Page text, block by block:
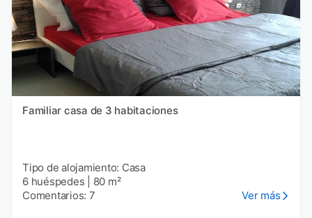
Familiar casa de 3 habitaciones
Tipo de alojamiento: Casa
6 huéspedes
80 m²
Comentarios: 7
Ver más